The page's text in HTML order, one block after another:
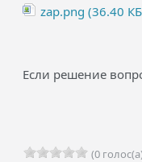
zap.png (36.40
Если решение
(0